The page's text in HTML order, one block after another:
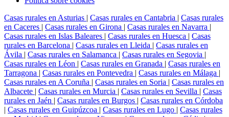
Casas rurales en Asturias | Casas rurales en Cantabria | Casas rurales
en Caceres | Casas rurales en Girona | Casas rurales en Navarra |
Casas rurales en Islas Baleares | Casas rurales en Huesca | Casas
rurales en Barcelona | Casas rurales en Lleida | Casas rurales en
Ávila | Casas rurales en Salamanca | Casas rurales en Segovia |
Casas rurales en Léon | Casas rurales en Granada | Casas rurales en
Tarragona | Casas rurales en Pontevedra | Casas rurales en Málaga |
Casas rurales en A Coruña | Casas rurales en Soria | Casas rurales en
Albacete | Casas rurales en Murcia | Casas rurales en Sevilla | Casas
rurales en Jaén | Casas rurales en Burgos | Casas rurales en Córdoba
| Casas rurales en Guipúzcoa | Casas rurales en Lugo | Casas rurales